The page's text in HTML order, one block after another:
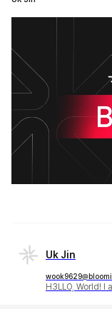
Uk Jin
H3LLO, World! I